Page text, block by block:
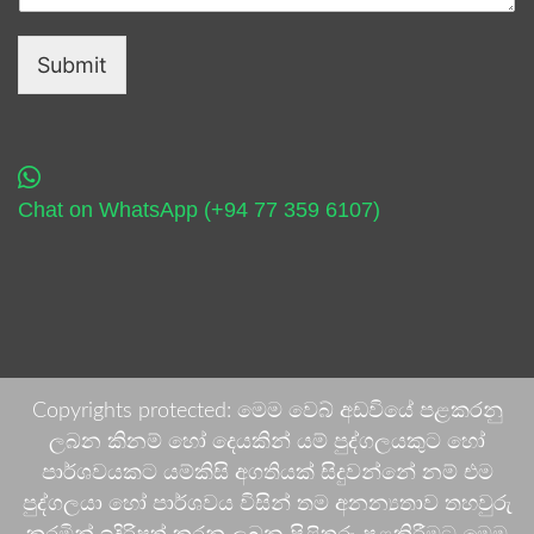
Submit
Chat on WhatsApp (+94 77 359 6107)
Copyrights protected: මෙම වෙබ් අඩවියේ පළකරනු
ලබන කිනම් හෝ දෙයකින් යම් පුද්ගලයකුට හෝ
පාර්ශවයකට යම්කිසි අගතියක් සිදුවන්නේ නම් එම
පුද්ගලයා හෝ පාර්ශවය විසින් තම අනන්‍යතාව තහවුරු